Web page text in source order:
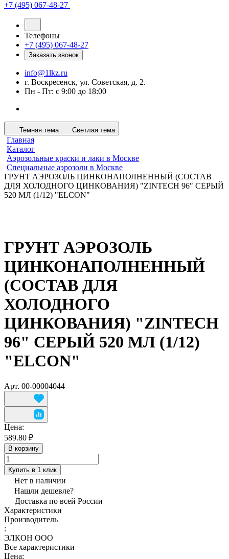
+7 (495) 067-48-27
Телефоны
+7 (495) 067-48-27
Заказать звонок
info@1lkz.ru
г. Воскресенск, ул. Советская, д. 2.
Пн - Пт: с 9:00 до 18:00
Темная тема Светлая тема
Главная
Каталог
Аэрозольные краски и лаки в Москве
Специальные аэрозоли в Москве
ГРУНТ АЭРОЗОЛЬ ЦИНКОНАПОЛНЕННЫЙ (СОСТАВ
ДЛЯ ХОЛОДНОГО ЦИНКОВАНИЯ) "ZINTECH 96" СЕРЫЙ
520 МЛ (1/12) "ELCON"
ГРУНТ АЭРОЗОЛЬ
ЦИНКОНАПОЛНЕННЫЙ
(СОСТАВ ДЛЯ
ХОЛОДНОГО
ЦИНКОВАНИЯ) "ZINTECH
96" СЕРЫЙ 520 МЛ (1/12)
"ELCON"
Арт. 00-00004044
Цена:
589.80 ₽
В корзину
Купить в 1 клик
Нет в наличии
Нашли дешевле?
Доставка по всей России
Характеристики
Производитель
:
ЭЛКОН ООО
Все характеристики
Цена: